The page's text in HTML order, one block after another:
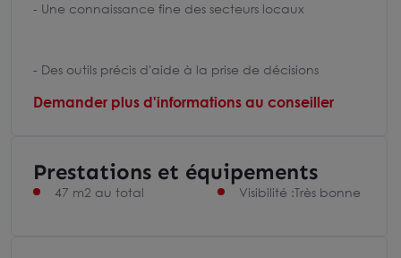
- Une connaissance fine des secteurs locaux
- Des outils précis d'aide à la prise de décisions
Demander plus d'informations au conseiller
Prestations et équipements
47 m2 au total Visibilité :Très bonne